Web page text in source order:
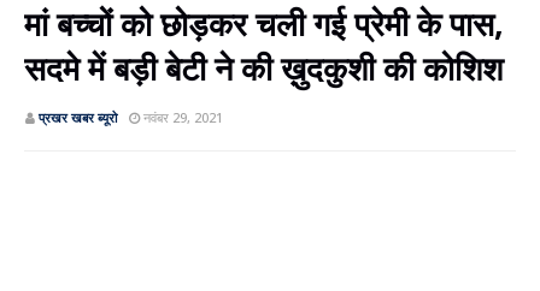
मां बच्चों को छोड़कर चली गई प्रेमी के पास,
सदमे में बड़ी बेटी ने की ख़ुदकुशी की कोशिश
प्रखर खबर ब्‍यूरो नवंबर 29, 2021